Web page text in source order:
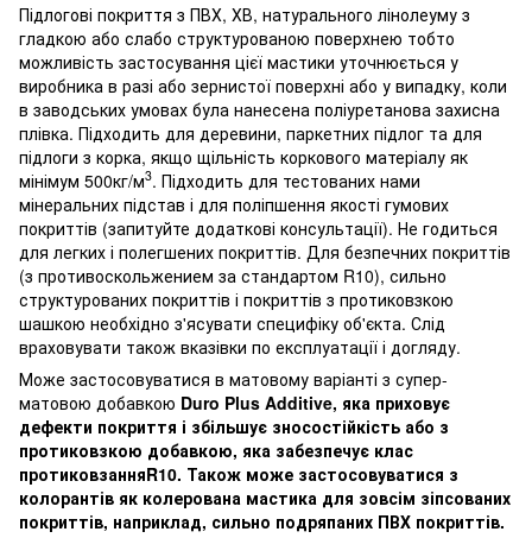
Підлогові покриття з ПВХ, ХВ, натурального лінолеуму з
гладкою або слабо структурованою поверхнею тобто
можливість застосування цієї мастики уточнюється у
виробника в разі або зернистої поверхні або у випадку, коли
в заводських умовах була нанесена поліуретанова захисна
плівка. Підходить для деревини, паркетних підлог та для
підлоги з корка, якщо щільність коркового матеріалу як
мінімум 500кг/м3. Підходить для тестованих нами
мінеральних підстав і для поліпшення якості гумових
покриттів (запитуйте додаткові консультації). Не годиться
для легких і полегшених покриттів. Для безпечних покриттів
(з противоскольжением за стандартом R10), сильно
структурованих покриттів і покриттів з протиковзкою
шашкою необхідно з'ясувати специфіку об'єкта. Слід
враховувати також вказівки по експлуатації і догляду.
Може застосовуватися в матовому варіанті з супер-
матовою добавкою Duro Plus Additive, яка приховує
дефекти покриття і збільшує зносостійкість або з
протиковзкою добавкою, яка забезпечує клас
протиковзанняR10. Також може застосовуватися з
колорантів як колерована мастика для зовсім зіпсованих
покриттів, наприклад, сильно подряпаних ПВХ покриттів.